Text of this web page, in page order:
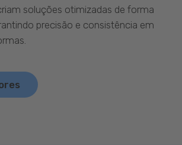
soluções otimizadas de forma
precisão e consistência em